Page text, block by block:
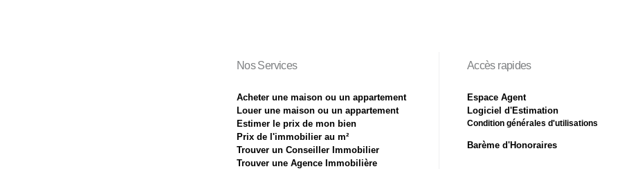
Nos Services
Acheter une maison ou un appartement
Louer une maison ou un appartement
Estimer le prix de mon bien
Prix de l'immobilier au m²
Trouver un Conseiller Immobilier
Trouver une Agence Immobilière
Accès rapides
Espace Agent
Logiciel d'Estimation
Condition générales d'utilisations
Barème d'Honoraires